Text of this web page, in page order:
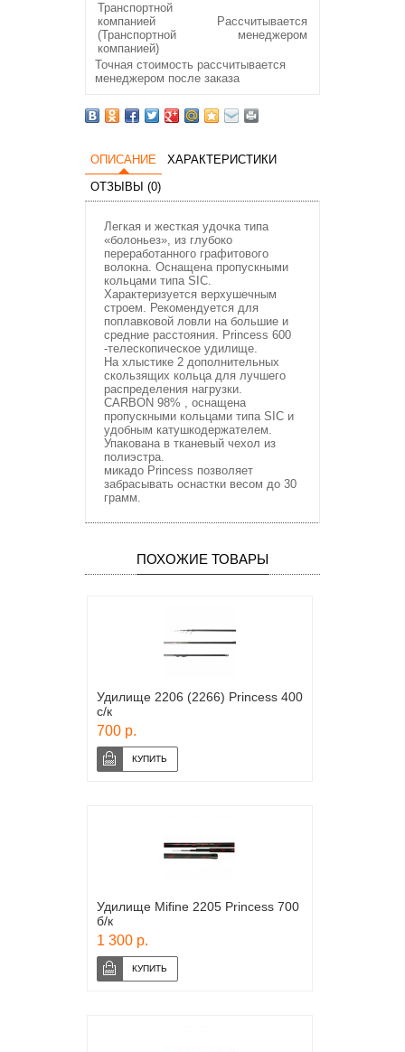
Транспортной
компанией
(Транспортной
компанией)
Рассчитывается
менеджером
Точная стоимость рассчитывается
менеджером после заказа
ОПИСАНИЕ
ХАРАКТЕРИСТИКИ
ОТЗЫВЫ (0)
Легкая и жесткая удочка типа
«болоньез», из глубоко
переработанного графитового
волокна. Оснащена пропускными
кольцами типа SIC.
Характеризуется верхушечным
строем. Рекомендуется для
поплавковой ловли на большие и
средние расстояния. Princess 600
-телескопическое удилище.
На хлыстике 2 дополнительных
скользящих кольца для лучшего
распределения нагрузки.
CARBON 98% , оснащена
пропускными кольцами типа SIC и
удобным катушкодержателем.
Упакована в тканевый чехол из
полиэстра.
микадо Princess позволяет
забрасывать оснастки весом до 30
грамм.
ПОХОЖИЕ ТОВАРЫ
Удилище 2206 (2266) Princess 400
с/к
700 р.
Удилище Mifine 2205 Princess 700
б/к
1 300 р.